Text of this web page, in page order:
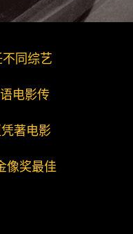
同综艺
电影传
著电影
像奖最佳